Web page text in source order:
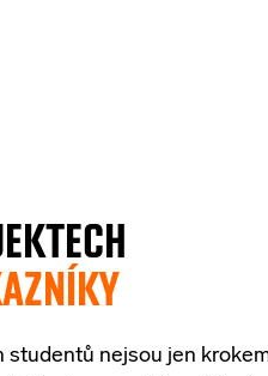
studentů nejsou jen